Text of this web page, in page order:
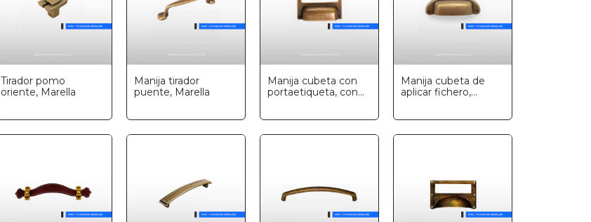
Tirador pomo
oriente, Marella
Manija tirador
puente, Marella
Manija cubeta con
portaetiqueta, con
Manija cubeta de
aplicar fichero,